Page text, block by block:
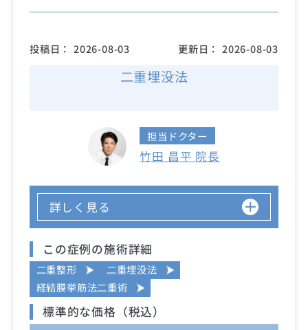
投稿日： 2026-08-03 更新日： 2026-08-03
二重埋没法
担当ドクター
竹田 昌平 院長
詳しく見る
この症例の施術詳細
二重整形
二重埋没法
経結膜挙筋法二重術
標準的な価格（税込）